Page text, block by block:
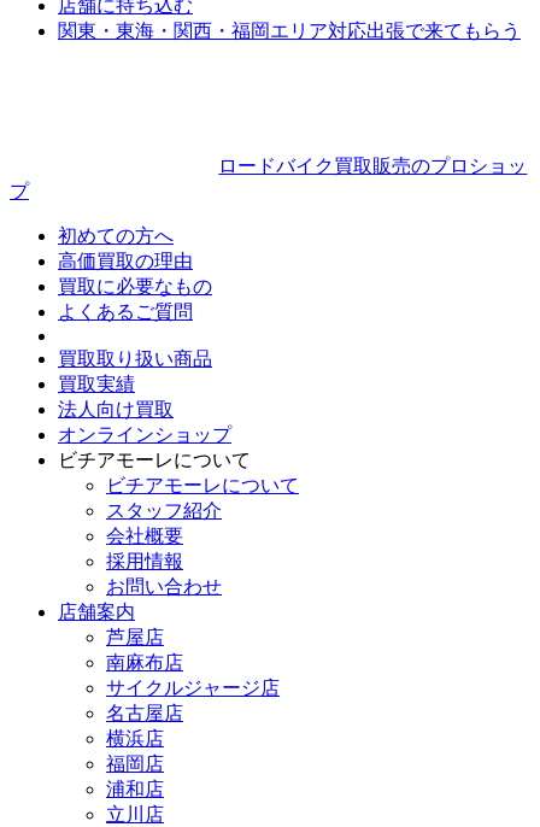
店舗に持ち込む
関東・東海・関西・福岡エリア対応出張で来てもらう
ロードバイク買取販売のプロショッ
プ
初めての方へ
高価買取の理由
買取に必要なもの
よくあるご質問
買取取り扱い商品
買取実績
法人向け買取
オンラインショップ
ビチアモーレについて
ビチアモーレについて
スタッフ紹介
会社概要
採用情報
お問い合わせ
店舗案内
芦屋店
南麻布店
サイクルジャージ店
名古屋店
横浜店
福岡店
浦和店
立川店